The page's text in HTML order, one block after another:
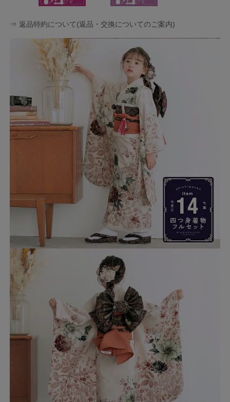
⇒ 返品特約について(返品・交換についてのご案内)